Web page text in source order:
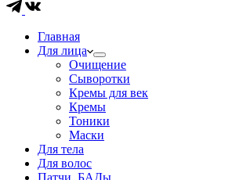
Главная
Для лица
Очищение
Сыворотки
Кремы для век
Кремы
Тоники
Маски
Для тела
Для волос
Патчи, БАДы